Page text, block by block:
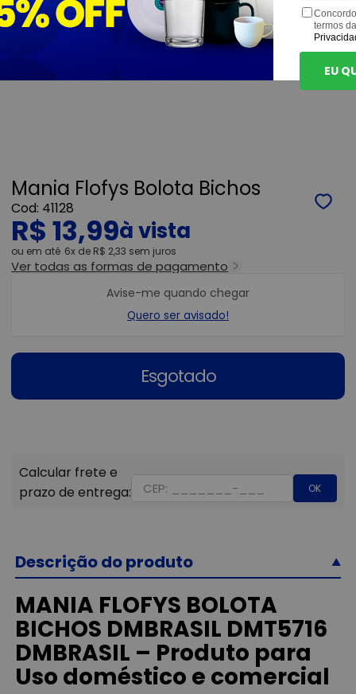
Mania Flofys Bolota Bichos
41128
R$ 13,99
ou 6x de R$ 2,33 sem juros
Ver todas as formas de pagamento
Esgotado
Avise-me quando chegar
Quero ser avisado!
OK
Descrição do produto
MANIA FLOFYS BOLOTA
BICHOS DMBRASIL DMT5716
DMBRASIL – Produto para
Uso doméstico e comercial
termos
EU